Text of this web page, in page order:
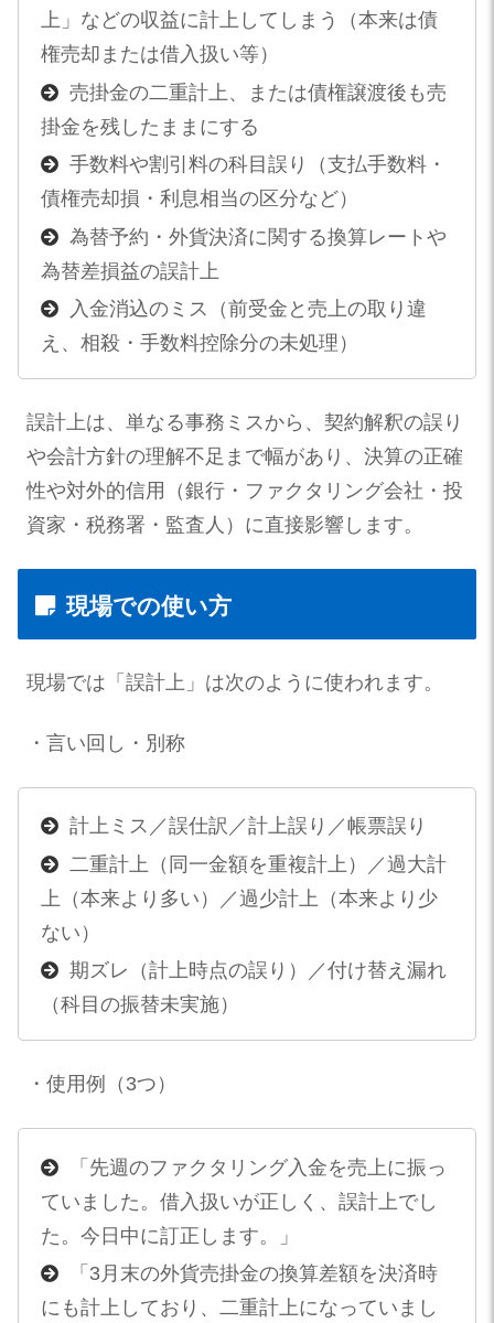
上」などの収益に計上してしまう（本来は債
権売却または借入扱い等）
売掛金の二重計上、または債権譲渡後も売
掛金を残したままにする
手数料や割引料の科目誤り（支払手数料・
債権売却損・利息相当の区分など）
為替予約・外貨決済に関する換算レートや
為替差損益の誤計上
入金消込のミス（前受金と売上の取り違
え、相殺・手数料控除分の未処理）
誤計上は、単なる事務ミスから、契約解釈の誤り
や会計方針の理解不足まで幅があり、決算の正確
性や対外的信用（銀行・ファクタリング会社・投
資家・税務署・監査人）に直接影響します。
現場での使い方
現場では「誤計上」は次のように使われます。
・言い回し・別称
計上ミス／誤仕訳／計上誤り／帳票誤り
二重計上（同一金額を重複計上）／過大計
上（本来より多い）／過少計上（本来より少
ない）
期ズレ（計上時点の誤り）／付け替え漏れ
（科目の振替未実施）
・使用例（3つ）
「先週のファクタリング入金を売上に振っ
ていました。借入扱いが正しく、誤計上でし
た。今日中に訂正します。」
「3月末の外貨売掛金の換算差額を決済時
にも計上しており、二重計上になっていまし